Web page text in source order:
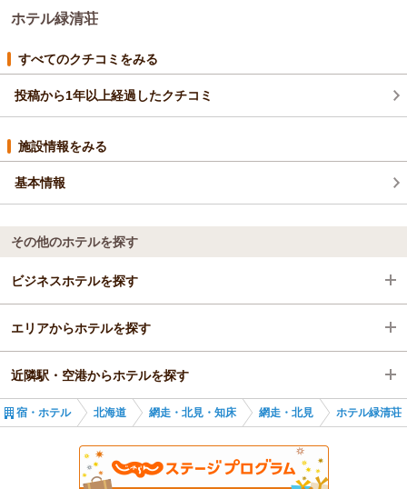
ご滞在中は、大変ご満足頂けたようで何よりでございます。
提供できるよう努めて参ります。
お客様の素敵な旅の一ページに当ホテルを選んで頂き誠に有難
うございました。
また、お会いできる日を心よりお待ちしております。
お体にはご自愛くださいませ。
ホテル緑清荘
すべてのクチコミをみる
投稿から1年以上経過したクチコミ
施設情報をみる
基本情報
その他のホテルを探す
ビジネスホテルを探す
北海道
網走・北見・知床
網走・北見
エリアからホテルを探す
北海道
網走・北見・知床
網走・北見
近隣駅・空港からホテルを探す
清里町駅
宿・ホテル 北海道 網走・北見・知床 網走・北見 ホテル緑清荘